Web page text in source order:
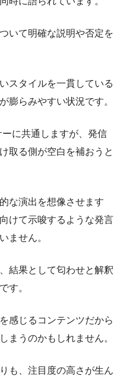
いて明確な説明や否定を
スタイルを一貫している
膨らみやすい状況です。
に共通しますが、発信
取る側が空白を補おうと
な演出を想像させます
けて示唆するような発言
ません。
結果として匂わせと解釈
す。
感じるコンテンツだから
まうのかもしれません。
も、注目度の高さが生ん